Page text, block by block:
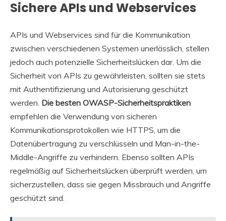
Sichere APIs und Webservices
APIs und Webservices sind für die Kommunikation
zwischen verschiedenen Systemen unerlässlich, stellen
jedoch auch potenzielle Sicherheitslücken dar. Um die
Sicherheit von APIs zu gewährleisten, sollten sie stets
mit Authentifizierung und Autorisierung geschützt
werden. Die besten OWASP-Sicherheitspraktiken
empfehlen die Verwendung von sicheren
Kommunikationsprotokollen wie HTTPS, um die
Datenübertragung zu verschlüsseln und Man-in-the-
Middle-Angriffe zu verhindern. Ebenso sollten APIs
regelmäßig auf Sicherheitslücken überprüft werden, um
sicherzustellen, dass sie gegen Missbrauch und Angriffe
geschützt sind.